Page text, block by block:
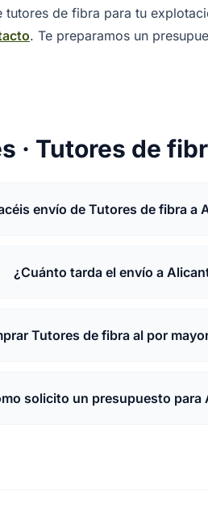
de fibra para tu
. Te preparamos un
· Tutores de
envío de Tutores de fibra a
¿Cuánto tarda el envío a
Tutores de fibra al por
solicito un presupuesto para